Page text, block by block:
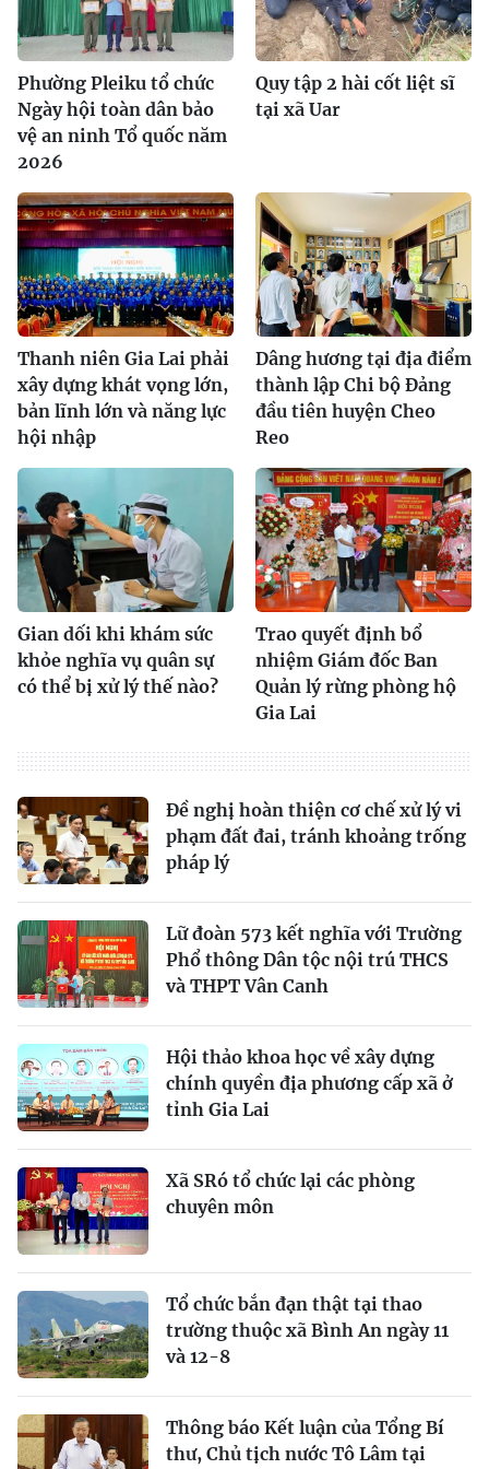
Phường Pleiku tổ chức
Ngày hội toàn dân bảo
vệ an ninh Tổ quốc năm
2026
Quy tập 2 hài cốt liệt sĩ
tại xã Uar
Thanh niên Gia Lai phải
xây dựng khát vọng lớn,
bản lĩnh lớn và năng lực
hội nhập
Dâng hương tại địa điểm
thành lập Chi bộ Đảng
đầu tiên huyện Cheo
Reo
Gian dối khi khám sức
khỏe nghĩa vụ quân sự
có thể bị xử lý thế nào?
Trao quyết định bổ
nhiệm Giám đốc Ban
Quản lý rừng phòng hộ
Gia Lai
Đề nghị hoàn thiện cơ chế xử lý vi
phạm đất đai, tránh khoảng trống
pháp lý
Lữ đoàn 573 kết nghĩa với Trường
Phổ thông Dân tộc nội trú THCS
và THPT Vân Canh
Hội thảo khoa học về xây dựng
chính quyền địa phương cấp xã ở
tỉnh Gia Lai
Xã SRó tổ chức lại các phòng
chuyên môn
Tổ chức bắn đạn thật tại thao
trường thuộc xã Bình An ngày 11
và 12-8
Thông báo Kết luận của Tổng Bí
thư, Chủ tịch nước Tô Lâm tại